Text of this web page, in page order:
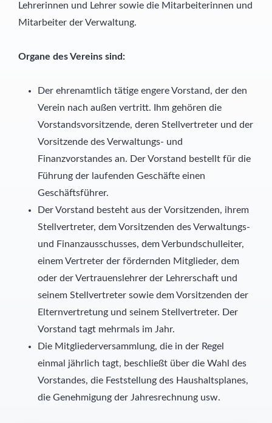
Lehrerinnen und Lehrer sowie die Mitarbeiterinnen und
Mitarbeiter der Verwaltung.
Organe des Vereins sind:
Der ehrenamtlich tätige engere Vorstand, der den
Verein nach außen vertritt. Ihm gehören die
Vorstandsvorsitzende, deren Stellvertreter und der
Vorsitzende des Verwaltungs- und
Finanzvorstandes an. Der Vorstand bestellt für die
Führung der laufenden Geschäfte einen
Geschäftsführer.
Der Vorstand besteht aus der Vorsitzenden, ihrem
Stellvertreter, dem Vorsitzenden des Verwaltungs-
und Finanzausschusses, dem Verbundschulleiter,
einem Vertreter der fördernden Mitglieder, dem
oder der Vertrauenslehrer der Lehrerschaft und
seinem Stellvertreter sowie dem Vorsitzenden der
Elternvertretung und seinem Stellvertreter. Der
Vorstand tagt mehrmals im Jahr.
Die Mitgliederversammlung, die in der Regel
einmal jährlich tagt, beschließt über die Wahl des
Vorstandes, die Feststellung des Haushaltsplanes,
die Genehmigung der Jahresrechnung usw.